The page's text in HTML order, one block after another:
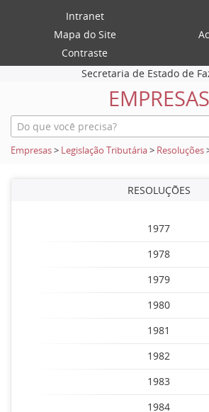
Intranet
Mapa do Site
Contraste
Secretaria de Estado de
EMPRESAS
Empresas> Legislação Tributária> Resoluções
RESOLUÇÕES
1977
1978
1979
1980
1981
1982
1983
1984